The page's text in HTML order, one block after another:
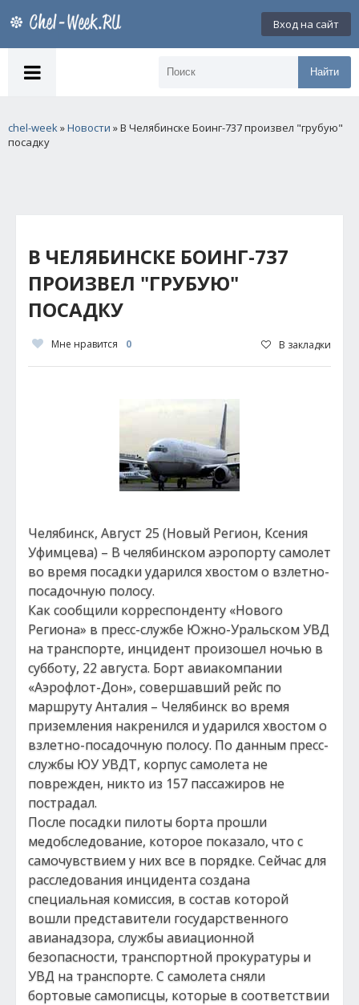
Вход на сайт
Найти
chel-week»Новости » В Челябинске Боинг-737 произвел "грубую"
посадку
В ЧЕЛЯБИНСКЕ БОИНГ-737
ПРОИЗВЕЛ "ГРУБУЮ"
ПОСАДКУ
Мне нравится 0 В закладки
Челябинск, Август 25 (Новый Регион, Ксения
Уфимцева) – В челябинском аэропорту самолет
во время посадки ударился хвостом о взлетно-
посадочную полосу.
Как сообщили корреспонденту «Нового
Региона» в пресс-службе Южно-Уральском УВД
на транспорте, инцидент произошел ночью в
субботу, 22 августа. Борт авиакомпании
«Аэрофлот-Дон», совершавший рейс по
маршруту Анталия – Челябинск во время
приземления накренился и ударился хвостом о
взлетно-посадочную полосу. По данным пресс-
службы ЮУ УВДТ, корпус самолета не
поврежден, никто из 157 пассажиров не
пострадал.
После посадки пилоты борта прошли
медобследование, которое показало, что с
самочувствием у них все в порядке. Сейчас для
расследования инцидента создана
специальная комиссия, в состав которой
вошли представители государственного
авианадзора, службы авиационной
безопасности, транспортной прокуратуры и
УВД на транспорте. С самолета сняли
бортовые самописцы, которые в соответствии